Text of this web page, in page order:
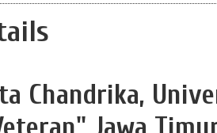
Chandrika,